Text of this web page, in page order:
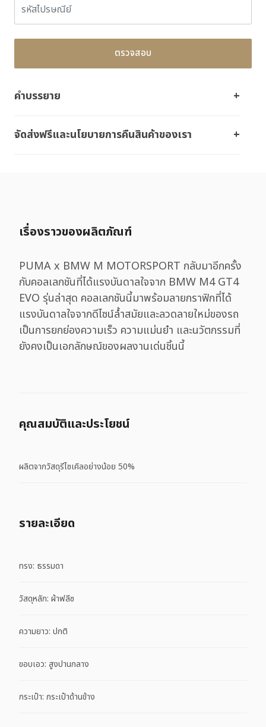
ตรวจสอบ
คำบรรยาย
จัดส่งฟรีและนโยบายการคืนสินค้าของเรา
เรื่องราวของผลิตภัณฑ์
PUMA x BMW M MOTORSPORT กลับมาอีกครั้ง
กับคอลเลกชันที่ได้แรงบันดาลใจจาก BMW M4 GT4
EVO รุ่นล่าสุด คอลเลกชันนี้มาพร้อมลายกราฟิกที่ได้
แรงบันดาลใจจากดีไซน์ล้ำสมัยและลวดลายใหม่ของรถ
เป็นการยกย่องความเร็ว ความแม่นยำ และนวัตกรรมที่
ยังคงเป็นเอกลักษณ์ของผลงานเด่นชิ้นนี้
คุณสมบัติและประโยชน์
ผลิตจากวัสดุรีไซเคิลอย่างน้อย 50%
รายละเอียด
ทรง: ธรรมดา
วัสดุหลัก: ผ้าฟลีซ
ความยาว: ปกติ
ขอบเอว: สูงปานกลาง
กระเป๋า: กระเป๋าด้านข้าง